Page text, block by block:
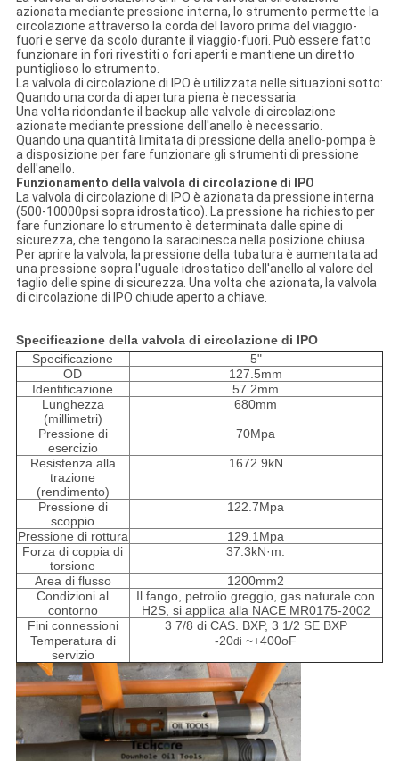
azionata mediante pressione interna, lo strumento permette la
circolazione attraverso la corda del lavoro prima del viaggio-
fuori e serve da scolo durante il viaggio-fuori. Può essere fatto
funzionare in fori rivestiti o fori aperti e mantiene un diretto
puntiglioso lo strumento.
La valvola di circolazione di IPO è utilizzata nelle situazioni sotto:
Quando una corda di apertura piena è necessaria.
Una volta ridondante il backup alle valvole di circolazione
azionate mediante pressione dell'anello è necessario.
Quando una quantità limitata di pressione della anello-pompa è
a disposizione per fare funzionare gli strumenti di pressione
dell'anello.
Funzionamento della valvola di circolazione di IPO
La valvola di circolazione di IPO è azionata da pressione interna
(500-10000psi sopra idrostatico). La pressione ha richiesto per
fare funzionare lo strumento è determinata dalle spine di
sicurezza, che tengono la saracinesca nella posizione chiusa.
Per aprire la valvola, la pressione della tubatura è aumentata ad
una pressione sopra l'uguale idrostatico dell'anello al valore del
taglio delle spine di sicurezza. Una volta che azionata, la valvola
di circolazione di IPO chiude aperto a chiave.
Specificazione della valvola di circolazione di IPO
Specificazione
5"
OD
127.5mm
Identificazione
57.2mm
Lunghezza
(millimetri)
680mm
Pressione di
esercizio
70Mpa
Resistenza alla
trazione
(rendimento)
1672.9kN
Pressione di
scoppio
122.7Mpa
Pressione di rottura
129.1Mpa
Forza di coppia di
torsione
37.3kN·m.
Area di flusso
1200mm2
Condizioni al
contorno
Il fango, petrolio greggio, gas naturale con
H2S, si applica alla NACE MR0175-2002
Fini connessioni
3 7/8 di CAS. BXP, 3 1/2 SE BXP
Temperatura di
servizio
-20di ~+400oF